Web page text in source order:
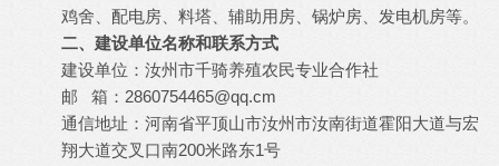
鸡舍、配电房、料塔、辅助用房、锅炉房、发电机房等。
二、建设单位名称和联系方式
建设单位：汝州市千骑养殖农民专业合作社
邮 箱： 2860754465@qq.cm
通信地址：河南省平顶山市汝州市汝南街道霍阳大道与宏
翔大道交叉口南200米路东1号